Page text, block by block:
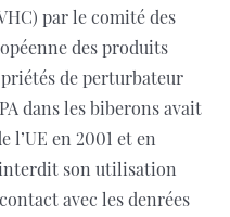
par le comité des
des produits
de perturbateur
dans les biberons avait
l’UE en 2001 et en
interdit son utilisation
avec les denrées